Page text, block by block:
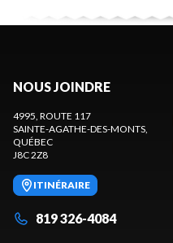
NOUS JOINDRE
4995, ROUTE 117
SAINTE-AGATHE-DES-MONTS
QUÉBEC
J8C 2Z8
ITINÉRAIRE
819 326-4084